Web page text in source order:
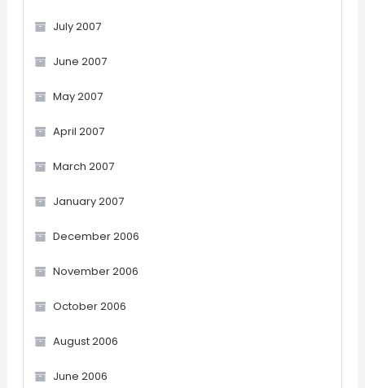
July 2007
June 2007
May 2007
April 2007
March 2007
January 2007
December 2006
November 2006
October 2006
August 2006
June 2006